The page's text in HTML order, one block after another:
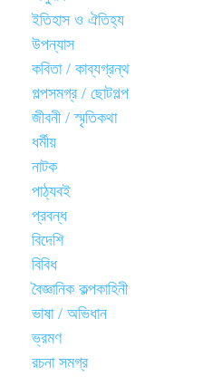
ইতিহাস ও ঐতিহ্য
উপন্যাস
কবিতা / কাব্যগ্রন্থ
গল্পসমগ্র / ছোটগল্প
জীবনী / স্মৃতিকথা
ধর্মীয়
নাটক
পাঠ্যবই
প্রবন্ধ
বিদেশি
বিবিধ
বৈজ্ঞানিক কল্পকাহিনী
ভাষা / অভিধান
ভ্রমণ
রচনা সমগ্র